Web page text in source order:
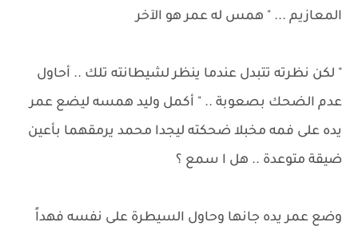
المعازيم ... " همس له عمر هو الآخر
" لكن نظرته تتبدل عندما ينظر لشيطانته تلك .. أحاول
عدم الضحك بصعوبة .. " أكمل وليد همسه ليضع عمر
يده على فمه مخبلا ضحكته ليجدا محمد يرمقهما بأعين
ضيقة متوعدة .. هل ا سمع ؟
وضع عمر يده جانها وحاول السيطرة على نفسه فهداً